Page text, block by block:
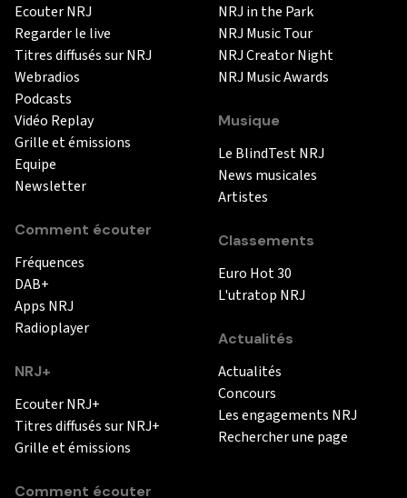
Ecouter NRJ
Regarder le live
Titres diffusés sur NRJ
Webradios
Podcasts
Vidéo Replay
Grille et émissions
Equipe
Newsletter
Comment écouter
Fréquences
DAB+
Apps NRJ
Radioplayer
NRJ+
Ecouter NRJ+
Titres diffusés sur NRJ+
Grille et émissions
Comment écouter
NRJ in the Park
NRJ Music Tour
NRJ Creator Night
NRJ Music Awards
Musique
Le BlindTest NRJ
News musicales
Artistes
Classements
Euro Hot 30
L'utratop NRJ
Actualités
Actualités
Concours
Les engagements NRJ
Rechercher une page